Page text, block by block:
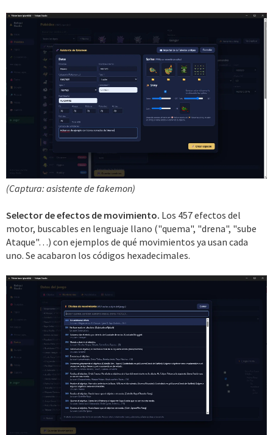
(Captura: asistente de fakemon)
Selector de efectos de movimiento. Los 457 efectos del
motor, buscables en lenguaje llano ("quema", "drena", "sube
Ataque"…) con ejemplos de qué movimientos ya usan cada
uno. Se acabaron los códigos hexadecimales.